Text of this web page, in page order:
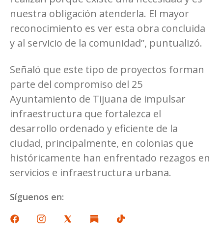
nuestra obligación atenderla. El mayor
reconocimiento es ver esta obra concluida
y al servicio de la comunidad”, puntualizó.
Señaló que este tipo de proyectos forman
parte del compromiso del 25
Ayuntamiento de Tijuana de impulsar
infraestructura que fortalezca el
desarrollo ordenado y eficiente de la
ciudad, principalmente, en colonias que
históricamente han enfrentado rezagos en
servicios e infraestructura urbana.
Síguenos en: